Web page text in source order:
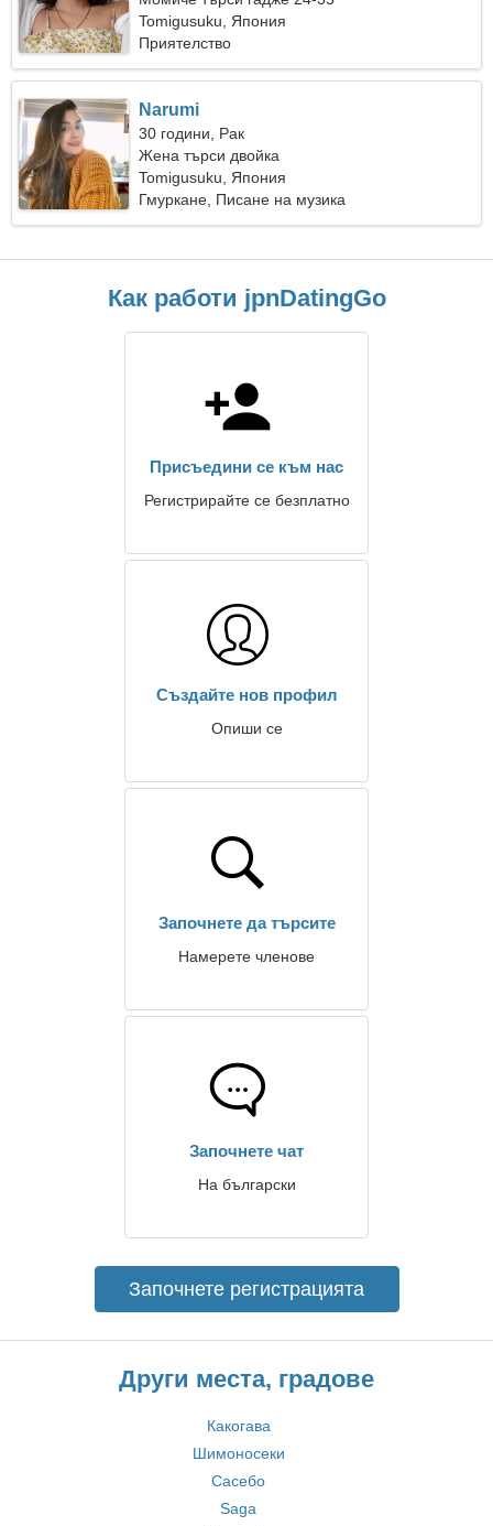
Tomigusuku, Япония
Приятелство
Narumi
30 години, Рак
Жена търси двойка
Tomigusuku, Япония
Гмуркане, Писане на музика
Как работи jpnDatingGo
Присъедини се към нас
Регистрирайте се безплатно
Създайте нов профил
Опиши се
Започнете да търсите
Намерете членове
Започнете чат
На български
Започнете регистрацията
Други места, градове
Какогава
Шимоносеки
Сасебо
Saga